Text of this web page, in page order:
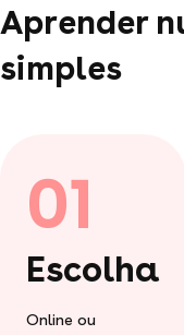
Aprender
simples
01
Escolha
Online ou